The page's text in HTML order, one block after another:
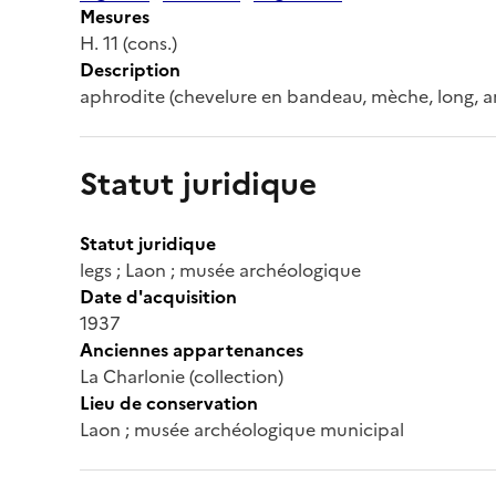
Mesures
H. 11 (cons.)
Description
aphrodite (chevelure en bandeau, mèche, long,
Statut juridique
Statut juridique
legs ; Laon ; musée archéologique
Date d'acquisition
1937
Anciennes appartenances
La Charlonie (collection)
Lieu de conservation
Laon ; musée archéologique municipal